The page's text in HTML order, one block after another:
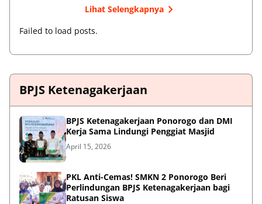
Lihat Selengkapnya
Failed to load posts.
BPJS Ketenagakerjaan
BPJS Ketenagakerjaan Ponorogo dan DMI
Kerja Sama Lindungi Penggiat Masjid
April 15, 2026
PKL Anti-Cemas! SMKN 2 Ponorogo Beri
Perlindungan BPJS Ketenagakerjaan bagi
Ratusan Siswa